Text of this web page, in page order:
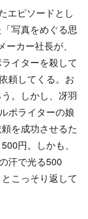
エピソードとし
写真をめぐる思
カー社長が、
イターを殺して
頼してくる。お
。しかし、冴羽
ポライターの娘
を成功させるた
円。しかも、
汗で光る500
こっそり返して